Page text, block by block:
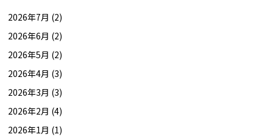
2026年7月 (2)
2026年6月 (2)
2026年5月 (2)
2026年4月 (3)
2026年3月 (3)
2026年2月 (4)
2026年1月 (1)